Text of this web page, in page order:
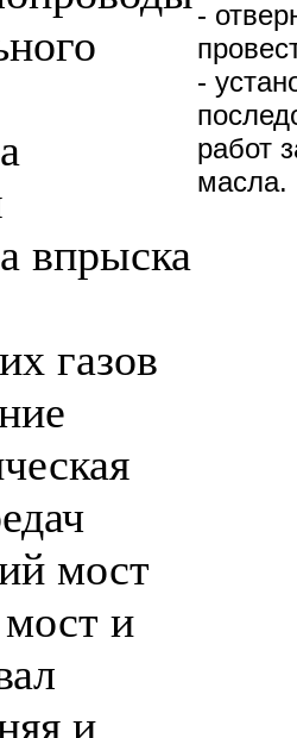
впрыска
газов
мост
и
и
-
-
работ
масла.